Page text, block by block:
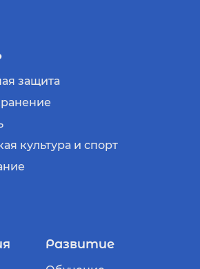
защита
культура и спорт
Развитие